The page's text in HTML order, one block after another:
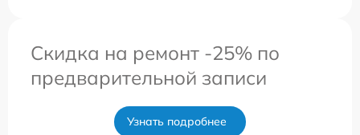
Скидка на ремонт -25% по
предварительной записи
Узнать подробнее